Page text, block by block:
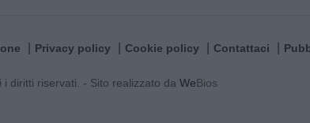
Privacy policy Cookie policy Contattaci
i diritti riservati. - Sito realizzato da WeBios